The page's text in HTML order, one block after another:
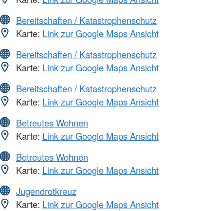
Bereitschaften / Katastrophenschutz
Karte: Link zur Google Maps Ansicht
Bereitschaften / Katastrophenschutz
Karte: Link zur Google Maps Ansicht
Bereitschaften / Katastrophenschutz
Karte: Link zur Google Maps Ansicht
Betreutes Wohnen
Karte: Link zur Google Maps Ansicht
Betreutes Wohnen
Karte: Link zur Google Maps Ansicht
Jugendrotkreuz
Karte: Link zur Google Maps Ansicht